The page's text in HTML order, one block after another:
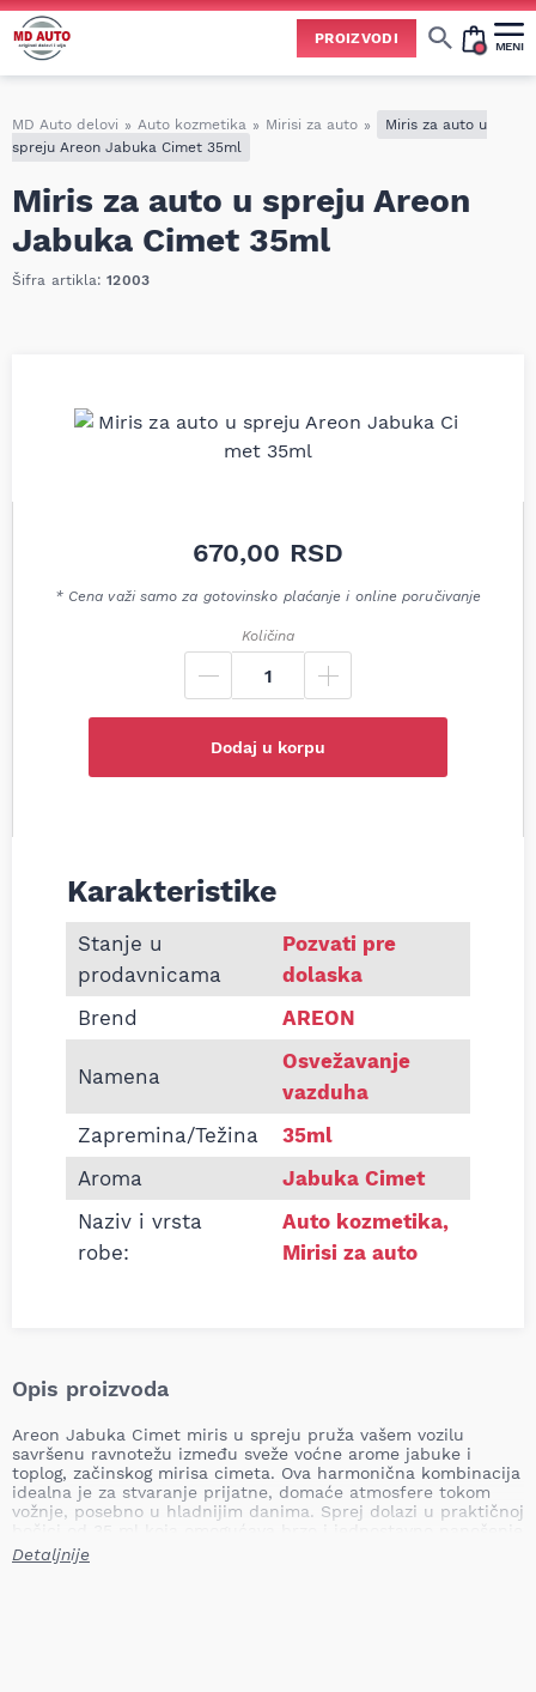
PROIZVODI MENI
MD Auto delovi » Auto kozmetika » Mirisi za auto »
Miris za auto u
spreju Areon Jabuka Cimet 35ml
Miris za auto u spreju Areon
Jabuka Cimet 35ml
Šifra artikla:12003
670,00 RSD
* Cena važi samo za gotovinsko plaćanje i online poručivanje
Količina
Dodaj u korpu
Informacije o Miris za auto u spreju Areon
Karakteristike
Stanje u
prodavnicama
Pozvati pre
dolaska
Brend
AREON
Namena
Osvežavanje
vazduha
Zapremina/Težina
35ml
Aroma
Jabuka Cimet
Naziv i vrsta
robe:
Auto kozmetika,
Mirisi za auto
Opis proizvoda
Areon Jabuka Cimet miris u spreju pruža vašem vozilu
savršenu ravnotežu između sveže voćne arome jabuke i
toplog, začinskog mirisa cimeta. Ova harmonična kombinacija
idealna je za stvaranje prijatne, domaće atmosfere tokom
vožnje, posebno u hladnijim danima. Sprej dolazi u praktičnoj
mirisa na tekstilne površine automobila ili priloženu karticu.
Nekoliko kratkih prskanja dovoljno je da intenzivno osveži
Detaljnije